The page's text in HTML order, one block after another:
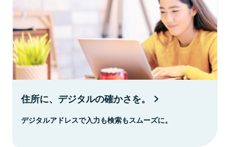
住所に、デジタルの確かさを。
デジタルアドレスで入力も検索もスムーズに。